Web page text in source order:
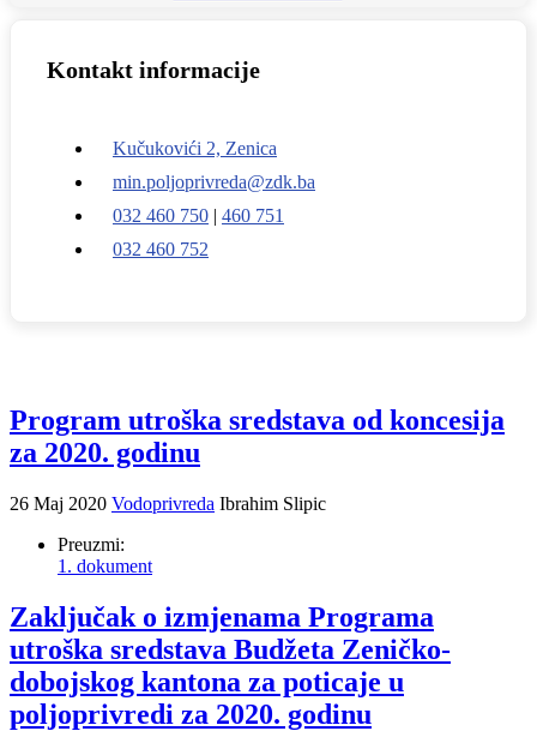
Kontakt informacije
Kučukovići 2, Zenica
min.poljoprivreda@zdk.ba
032 460 750 | 460 751
032 460 752
Program utroška sredstava od koncesija
za 2020. godinu
26 Maj 2020 Vodoprivreda Ibrahim Slipic
Preuzmi:
1. dokument
Zaključak o izmjenama Programa
utroška sredstava Budžeta Zeničko-
dobojskog kantona za poticaje u
poljoprivredi za 2020. godinu